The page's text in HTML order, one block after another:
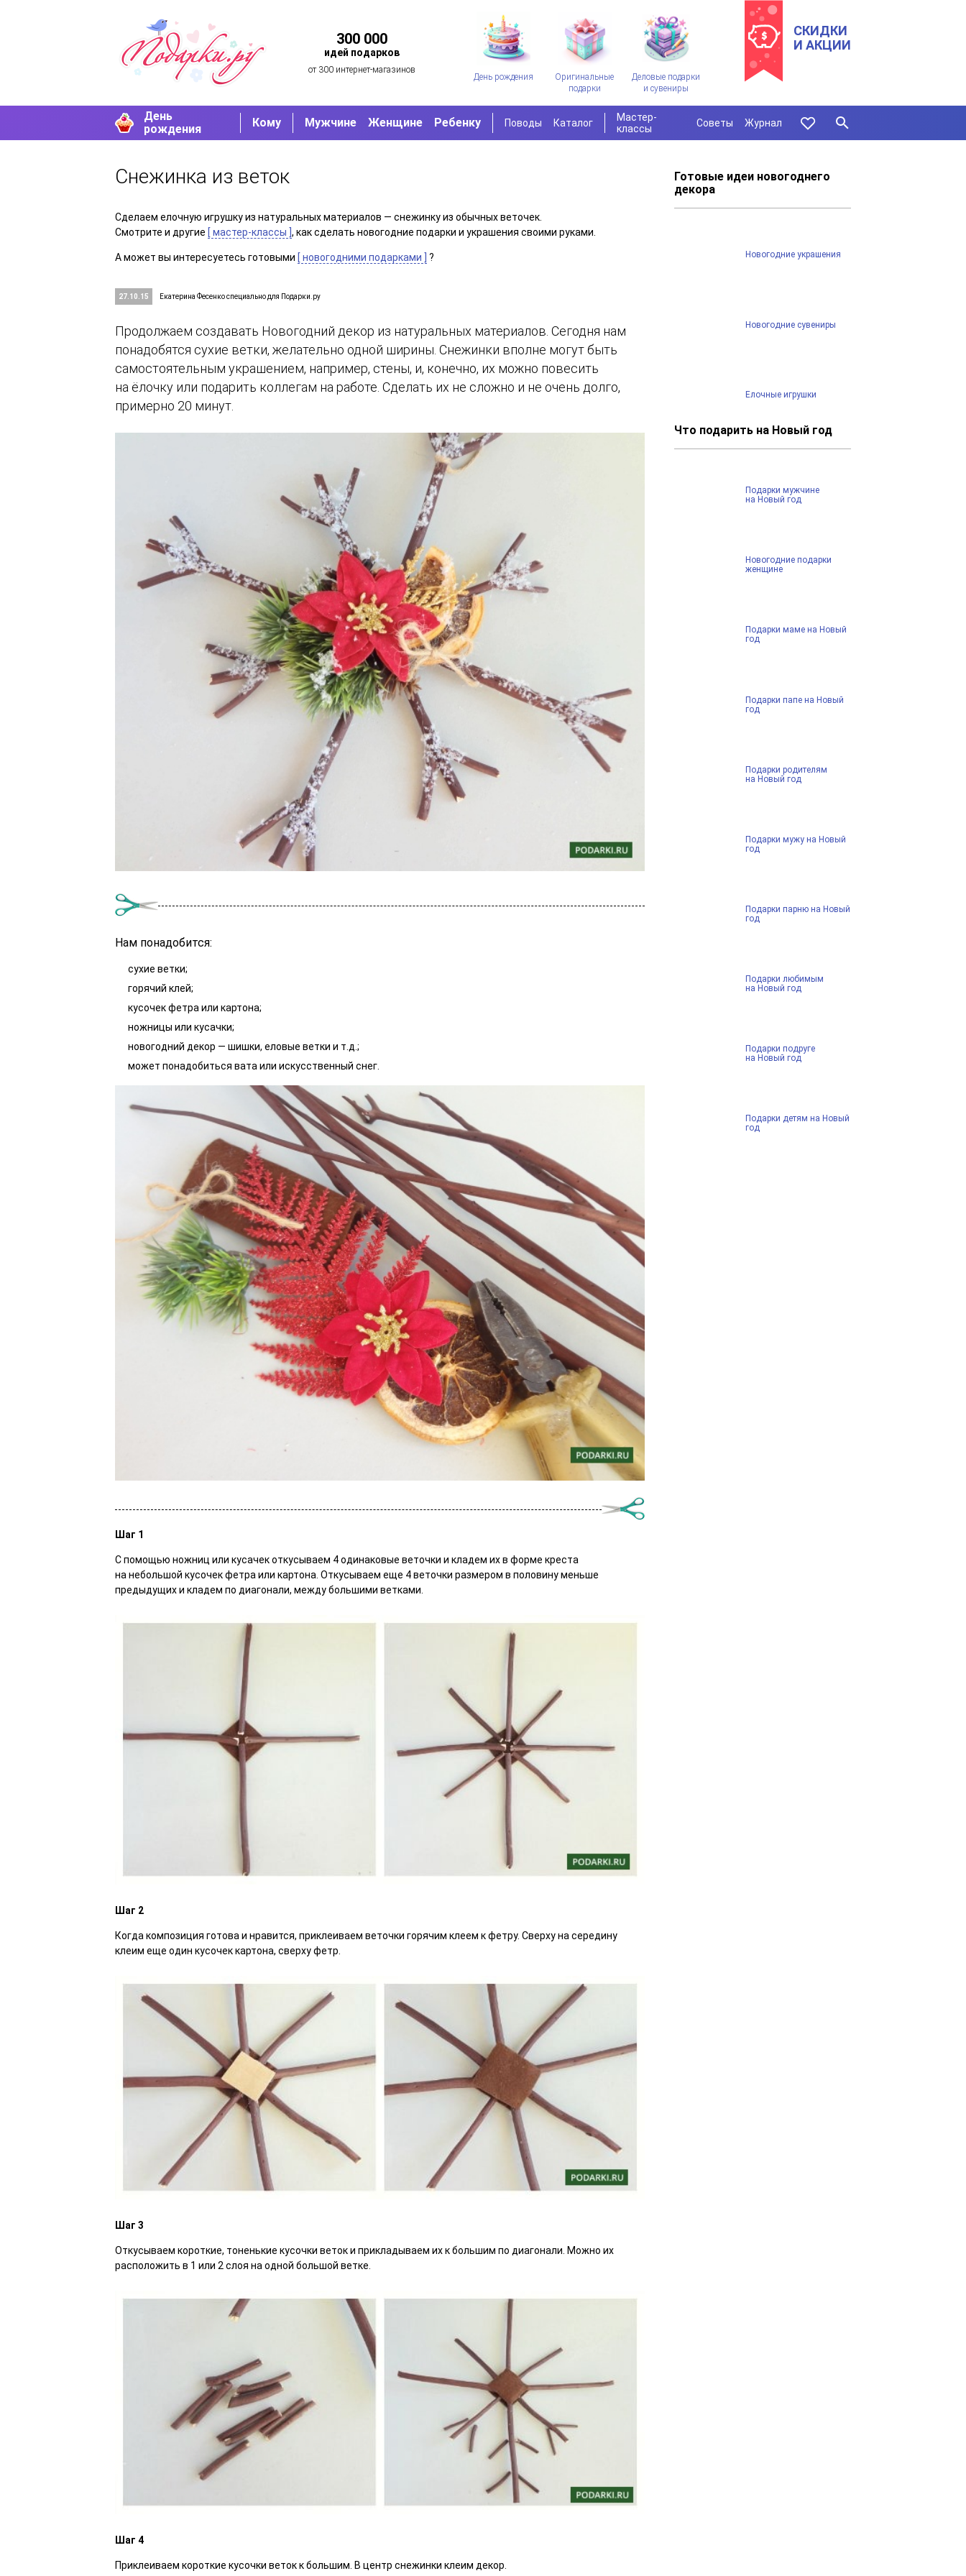
300 000
идей подарков
от 300 интернет-магазинов
День рождения
Оригинальные
подарки
Деловые подарки
и сувениры
СКИДКИ
И АКЦИИ
День
рождения
Кому Мужчине Женщине Ребенку Поводы Каталог
Мастер-
классы
Советы Журнал
Снежинка из веток
Сделаем елочную игрушку из натуральных материалов — снежинку из обычных веточек.
Смотрите и другие [ мастер-классы ] , как сделать новогодние подарки и украшения своими руками.
А может вы интересуетесь готовыми [ новогодними подарками ] ?
27.10.15 Екатерина Фесенко специально для Подарки.ру
Продолжаем создавать Новогодний декор из натуральных материалов. Сегодня нам
понадобятся сухие ветки, желательно одной ширины. Снежинки вполне могут быть
самостоятельным украшением, например, стены, и, конечно, их можно повесить
на ёлочку или подарить коллегам на работе. Сделать их не сложно и не очень долго,
примерно 20 минут.
Нам понадобится:
сухие ветки;
горячий клей;
кусочек фетра или картона;
ножницы или кусачки;
новогодний декор — шишки, еловые ветки и т.д.;
может понадобиться вата или искусственный снег.
Шаг 1
С помощью ножниц или кусачек откусываем 4 одинаковые веточки и кладем их в форме креста
на небольшой кусочек фетра или картона. Откусываем еще 4 веточки размером в половину меньше
предыдущих и кладем по диагонали, между большими ветками.
Шаг 2
Когда композиция готова и нравится, приклеиваем веточки горячим клеем к фетру. Сверху на середину
клеим еще один кусочек картона, сверху фетр.
Шаг 3
Откусываем короткие, тоненькие кусочки веток и прикладываем их к большим по диагонали. Можно их
расположить в 1 или 2 слоя на одной большой ветке.
Шаг 4
Приклеиваем короткие кусочки веток к большим. В центр снежинки клеим декор.
Готовые идеи новогоднего
декора
Новогодние украшения
Новогодние сувениры
Елочные игрушки
Что подарить на Новый год
Подарки мужчине
на Новый год
Новогодние подарки
женщине
Подарки маме на Новый
год
Подарки папе на Новый
год
Подарки родителям
на Новый год
Подарки мужу на Новый
год
Подарки парню на Новый
год
Подарки любимым
на Новый год
Подарки подруге
на Новый год
Подарки детям на Новый
год